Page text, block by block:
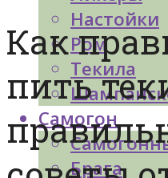
Настойки
Ром
Текила
Самогон
Брага
Как
пить